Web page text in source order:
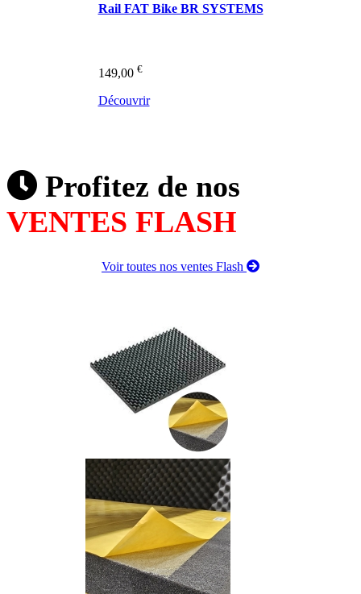
Rail FAT Bike BR SYSTEMS
149,00 €
Découvrir
Profitez de nos
VENTES FLASH
Voir toutes nos ventes Flash